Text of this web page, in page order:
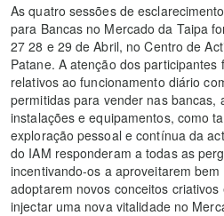
As quatro sessões de
para Bancas no Mercado da Taipa
27 28 e 29 de Abril, no Centro de
Patane. A atenção dos participantes
relativos ao funcionamento diário
permitidas para vender nas bancas,
instalações e equipamentos, como
exploração pessoal e contínua da
do IAM responderam a todas as
incentivando-os a aproveitarem
adoptarem novos conceitos
injectar uma nova vitalidade no